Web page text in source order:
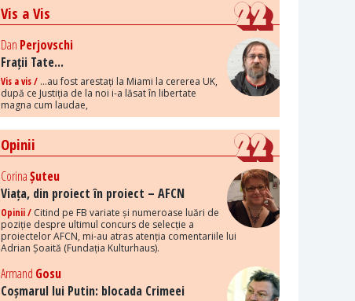
Vis a Vis
Dan Perjovschi
Frații Tate...
Vis a vis / ...au fost arestați la Miami la cererea UK,
după ce Justiția de la noi i-a lăsat în libertate
magna cum laudae,
Opinii
CorinaȘuteu
Viața, din proiect în proiect – AFCN
Opinii / Citind pe FB variate și numeroase luări de
poziție despre ultimul concurs de selecție a
proiectelor AFCN, mi-au atras atenția comentariile lui
Adrian Șoaită (Fundația Kulturhaus).
Armand Gosu
Coșmarul lui Putin: blocada Crimeei